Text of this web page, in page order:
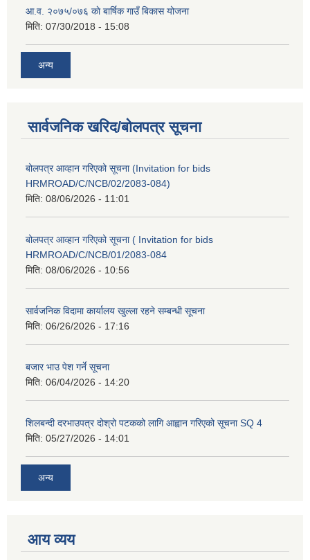
आ.व. २०७५/०७६ काे बार्षिक गाउँ बिकास योजना
मिति: 07/30/2018 - 15:08
अन्य
सार्वजनिक खरिद/बोलपत्र सूचना
बोलपत्र आव्हान गरिएको सूचना (Invitation for bids
HRMROAD/C/NCB/02/2083-084)
मिति: 08/06/2026 - 11:01
बोलपत्र आव्हान गरिएको सूचना ( Invitation for bids
HRMROAD/C/NCB/01/2083-084
मिति: 08/06/2026 - 10:56
सार्वजनिक विदामा कार्यालय खुल्ला रहने सम्बन्धी सूचना
मिति: 06/26/2026 - 17:16
बजार भाउ पेश गर्ने सूचना
मिति: 06/04/2026 - 14:20
शिलबन्दी दरभाउपत्र दोश्रो पटकको लागि आह्वान गरिएको सूचना SQ 4
मिति: 05/27/2026 - 14:01
अन्य
आय व्यय